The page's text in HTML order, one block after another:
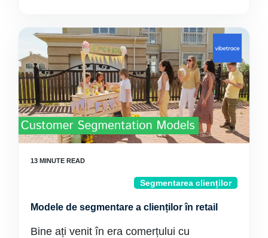
Segmentarea clienților
Modele de segmentare a clienților în retail
Bine ați venit în era comerțului cu